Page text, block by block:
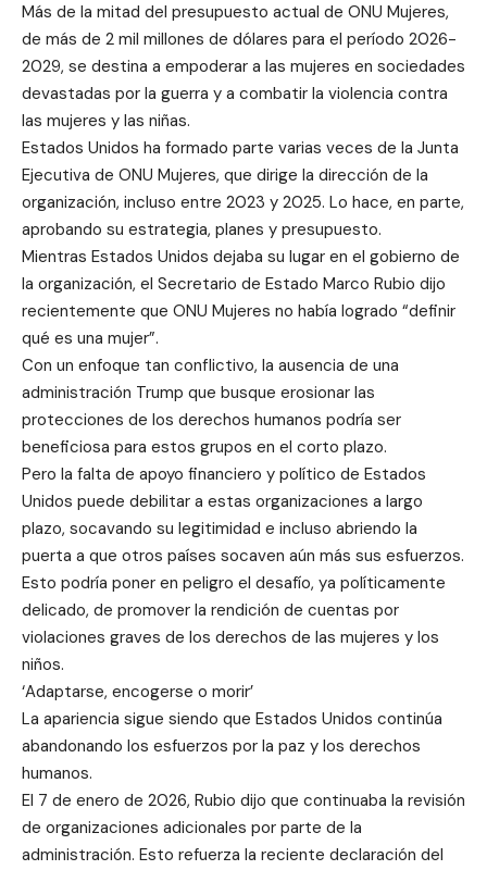
Más de la mitad del presupuesto actual de ONU Mujeres,
de más de 2 mil millones de dólares para el período 2026-
2029, se destina a empoderar a las mujeres en sociedades
devastadas por la guerra y a combatir la violencia contra
las mujeres y las niñas.
Estados Unidos ha formado parte varias veces de la Junta
Ejecutiva de ONU Mujeres, que dirige la dirección de la
organización, incluso entre 2023 y 2025. Lo hace, en parte,
aprobando su estrategia, planes y presupuesto.
Mientras Estados Unidos dejaba su lugar en el gobierno de
la organización, el Secretario de Estado Marco Rubio dijo
recientemente que ONU Mujeres no había logrado “definir
qué es una mujer”.
Con un enfoque tan conflictivo, la ausencia de una
administración Trump que busque erosionar las
protecciones de los derechos humanos podría ser
beneficiosa para estos grupos en el corto plazo.
Pero la falta de apoyo financiero y político de Estados
Unidos puede debilitar a estas organizaciones a largo
plazo, socavando su legitimidad e incluso abriendo la
puerta a que otros países socaven aún más sus esfuerzos.
Esto podría poner en peligro el desafío, ya políticamente
delicado, de promover la rendición de cuentas por
violaciones graves de los derechos de las mujeres y los
niños.
‘Adaptarse, encogerse o morir’
La apariencia sigue siendo que Estados Unidos continúa
abandonando los esfuerzos por la paz y los derechos
humanos.
El 7 de enero de 2026, Rubio dijo que continuaba la revisión
de organizaciones adicionales por parte de la
administración. Esto refuerza la reciente declaración del